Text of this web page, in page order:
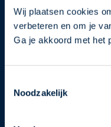
Wij plaatsen cookies
verbeteren en om je
Ga je akkoord met het
Noodzakelijk
Schrijf je in
Direct naar
Ons verhaal